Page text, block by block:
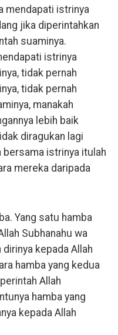
mendapati istrinya
jika diperintahkan
suaminya.
istrinya
tidak pernah
tidak pernah
manakah
lebih baik
diragukan lagi
bersama istrinya itulah
mereka daripada
Yang satu hamba
Subhanahu wa
dirinya kepada Allah
hamba yang kedua
Allah
hamba yang
kepada Allah